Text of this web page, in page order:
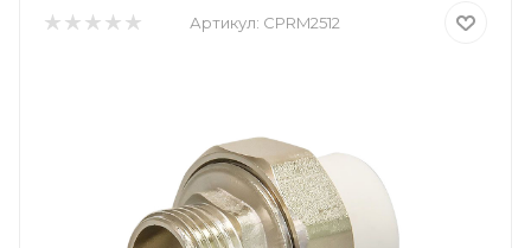
Артикул: CPRM2512